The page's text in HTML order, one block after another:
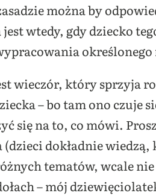
można by
wtedy, gdy dziecko
wieczór, który sprzyja
– bo tam ono czuje
się na to, co mówi.
(dzieci dokładnie wiedzą,
tematów, wcale
– mój